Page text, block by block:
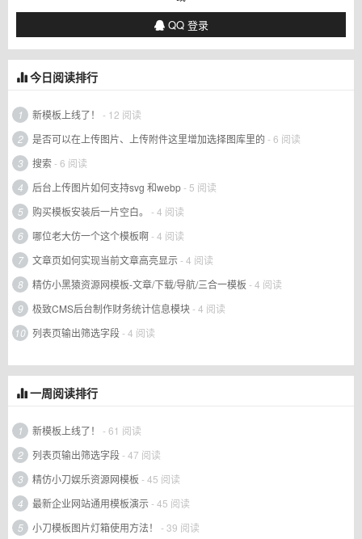
QQ 登录
今日阅读排行
1 新模板上线了！
- 12 阅读
2
是否可以在上传图片、上传附件这里增加选择图库里的 - 6 阅读
3
搜索- 6 阅读
4
后台上传图片如何支持svg 和webp- 5 阅读
5
购买模板安装后一片空白。
- 4 阅读
6
哪位老大仿一个这个模板啊- 4 阅读
7
文章页如何实现当前文章高亮显示- 4 阅读
8
精仿小黑猿资源网模板-文章/下载/导航/三合一模板 - 4 阅读
9
极致CMS后台制作财务统计信息模块- 4 阅读
10 列表页输出筛选字段- 4 阅读
一周阅读排行
1 新模板上线了！
- 61 阅读
2
列表页输出筛选字段- 47 阅读
3
精仿小刀娱乐资源网模板 - 45 阅读
4
最新企业网站通用模板演示- 45 阅读
5
小刀模板图片灯箱使用方法！ - 39 阅读